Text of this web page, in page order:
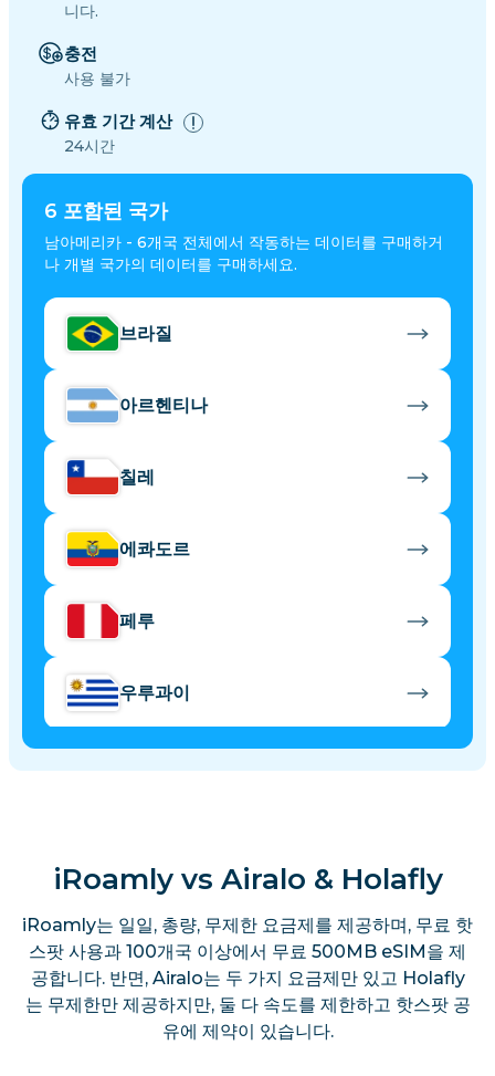
6 포함된 국가
남아메리카 - 6개국 전체에서 작동하는 데이터를 구매하거
나 개별 국가의 데이터를 구매하세요.
브라질
아르헨티나
칠레
에콰도르
페루
우루과이
니다.
충전
사용 불가
유효 기간 계산
24시간
iRoamly vs Airalo & Holafly
iRoamly는 일일, 총량, 무제한 요금제를 제공하며, 무료 핫
스팟 사용과 100개국 이상에서 무료 500MB eSIM을 제
공합니다. 반면, Airalo는 두 가지 요금제만 있고 Holafly
는 무제한만 제공하지만, 둘 다 속도를 제한하고 핫스팟 공
유에 제약이 있습니다.